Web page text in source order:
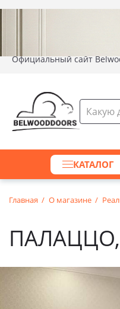
Официальный сайт
КАТАЛОГ
Главная О магазине